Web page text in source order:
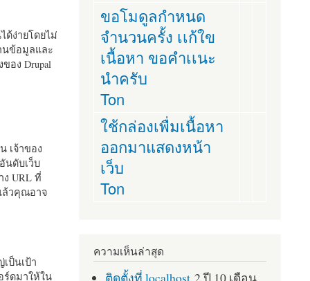
ด้ง่ายโดยไม่
นข้อมูลและ
อง Drupal
เจ้าของ
นดับเว็บ
URL ที่
ล้วคุณอาจ
ป็นเป้า
ร์ดมาให้ใน
ขอโมดูลกำหนด
จำนวนครั้ง เเก้ใข
เนื้อหา ขอคำเเนะ
นำครับ
Ton
ใช้กล่องเพื่มเนื้อหา
ออกมาแสดงหน้า
เว็บ
Ton
ความเห็นล่าสุด